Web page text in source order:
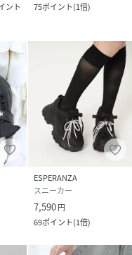
ント
75ポイント(1倍)
ESPERANZA
スニーカー
7,590円
69ポイント(1倍)